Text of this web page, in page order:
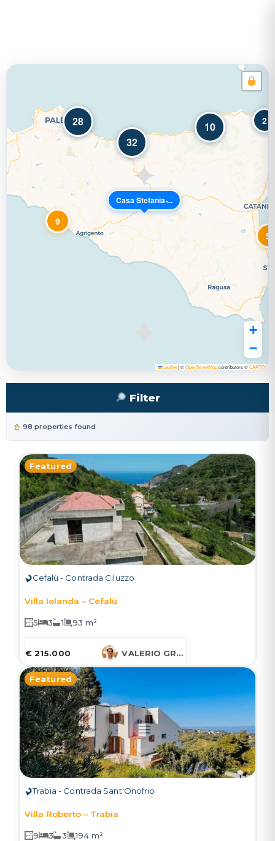
Casa Stefania ̵...
2
10
9
28
32
5
+
−
Leaflet|©OpenStreetMapcontributors ©CARTO
Filter
98 properties found
Featured
Cefalù - Contrada Ciluzzo
Villa Iolanda – Cefalù
5 3 1 93 m²
€ 215.000 VALERIO GRUESSNER
Featured
Trabia - Contrada Sant'Onofrio
Villa Roberto – Trabia
9 3 3 194 m²